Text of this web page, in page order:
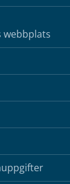
webbplats